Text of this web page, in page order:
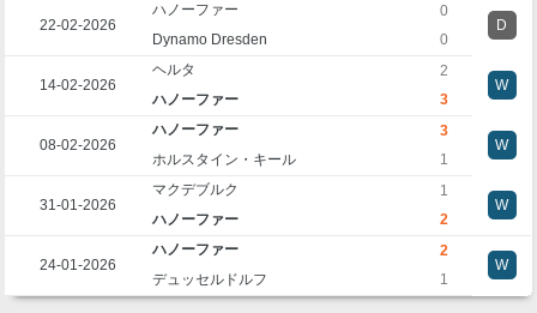
22-02-2026
ハノーファー
0
D
Dynamo Dresden
0
14-02-2026
ヘルタ
2
W
ハノーファー
3
08-02-2026
ハノーファー
3
W
ホルスタイン・キール
1
31-01-2026
マクデブルク
1
W
ハノーファー
2
24-01-2026
ハノーファー
2
W
デュッセルドルフ
1